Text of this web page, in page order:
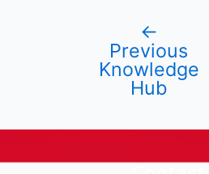
←
Previous
Knowledge
Hub